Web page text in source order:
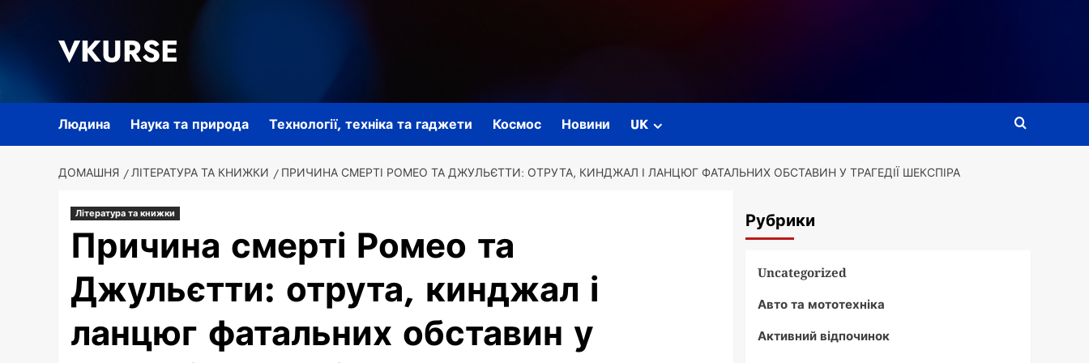
VKURSE
Людина Наука та природа Технології, техніка та гаджети Космос Новини UK
ДОМАШНЯ ЛІТЕРАТУРА ТА КНИЖКИ ПРИЧИНА СМЕРТІ РОМЕО ТА ДЖУЛЬЄТТИ: ОТРУТА, КИНДЖАЛ І ЛАНЦЮГ ФАТАЛЬНИХ ОБСТАВИН У ТРАГЕДІЇ ШЕКСПІРА
Література та книжки
Причина смерті Ромео та
Джульєтти: отрута, кинджал і
ланцюг фатальних обставин у
Рубрики
Uncategorized
Авто та мототехніка
Активний відпочинок